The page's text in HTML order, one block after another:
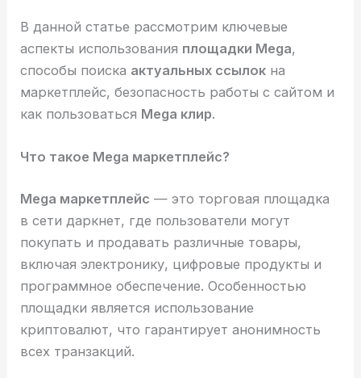
В данной статье рассмотрим ключевые
аспекты использования площадки Mega,
способы поиска актуальных ссылок на
маркетплейс, безопасность работы с сайтом и
как пользоваться Mega клир.
Что такое Mega маркетплейс?
Mega маркетплейс — это торговая площадка
в сети даркнет, где пользователи могут
покупать и продавать различные товары,
включая электронику, цифровые продукты и
программное обеспечение. Особенностью
площадки является использование
криптовалют, что гарантирует анонимность
всех транзакций.